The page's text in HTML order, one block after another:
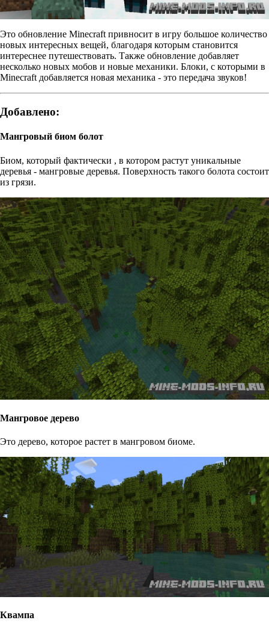
Это обновление Minecraft привносит в игру большое количество
новых интересных вещей, благодаря которым становится
интереснее путешествовать. Также обновление добавляет
несколько новых мобов и новые механики. Блоки, с которыми в
Minecraft добавляется новая механика - это передача звуков!
Добавлено:
Мангровый биом болот
Биом, который фактически , в котором растут уникальные
деревья - мангровые деревья. Поверхность такого болота состоит
из грязи.
Мангровое дерево
Это дерево, которое растет в мангровом биоме.
Квампа